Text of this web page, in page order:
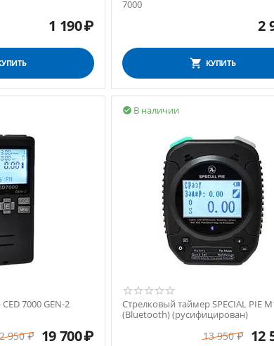
1 190₽
7000
2
КУПИТЬ
7000 GEN-2
950 ₽ 19 700₽
В наличии

Стрелковый таймер SPECIAL PIE
(Bluetooth) (русифицирован)
13 950 ₽ 12